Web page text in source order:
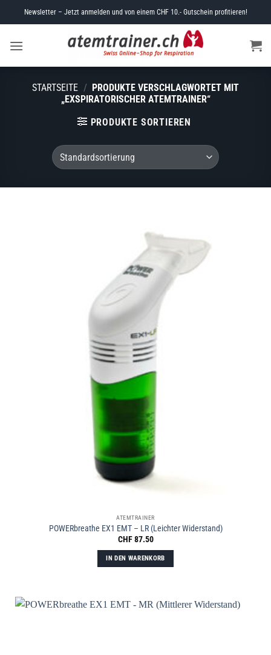
to
Newsletter – Jetzt anmelden und von einem CHF 10.- Gutschein profitieren!
STARTSEITE / PRODUKTE VERSCHLAGWORTET MIT
„EXSPIRATORISCHER ATEMTRAINER“
PRODUKTE SORTIEREN
ATEMTRAINER
POWERbreathe EX1 EMT – LR (Leichter Widerstand)
CHF87.50
IN DEN WARENKORB